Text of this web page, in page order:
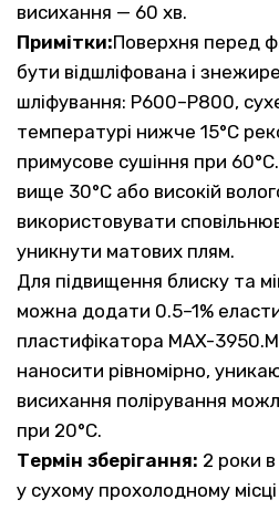
висихання — 60 хв.
Примітки:Поверхня перед
бути відшліфована і
шліфування: P600–P800,
температурі нижче 15°C
примусове сушіння при
вище 30°C або високій
використовувати
уникнути матових плям.
Для підвищення блиску та
можна додати 0.5–1%
пластифікатора MAX-
наносити рівномірно,
висихання полірування
при 20°C.
Термін зберігання: 2 роки в
у сухому прохолодному